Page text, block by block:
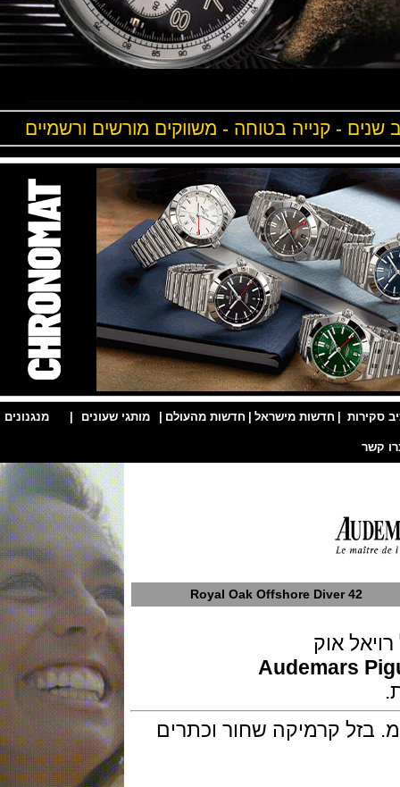
- קנייה בטוחה - משווקים מורשים ורשמיים
| חדשות מישראל | חדשות מהעולם | מותגי שעונים | מנגנונים |
Royal Oak Offshore Diver 42
אוק
Audemars
לבן 18 קראט, 42 מ"מ. בזל קרמיקה שחור וכתרים